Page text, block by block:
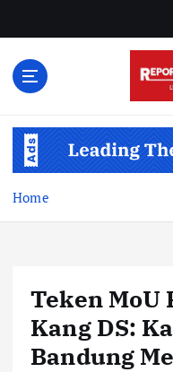
Home
Teken MoU
Kang DS:
Bandung